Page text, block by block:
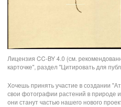
Лицензия CC-BY 4.0 (см.
карточке", раздел "Цитировать для
Хочешь принять участие в создании
свои фотографии растений в природе
они станут частью нашего нового